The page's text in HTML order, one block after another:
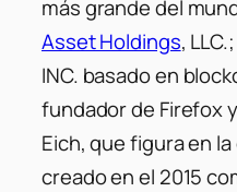
más grande del
Asset Holdings,
INC. basado en
fundador de Firefox
Eich, que figura en
creado en el 2015